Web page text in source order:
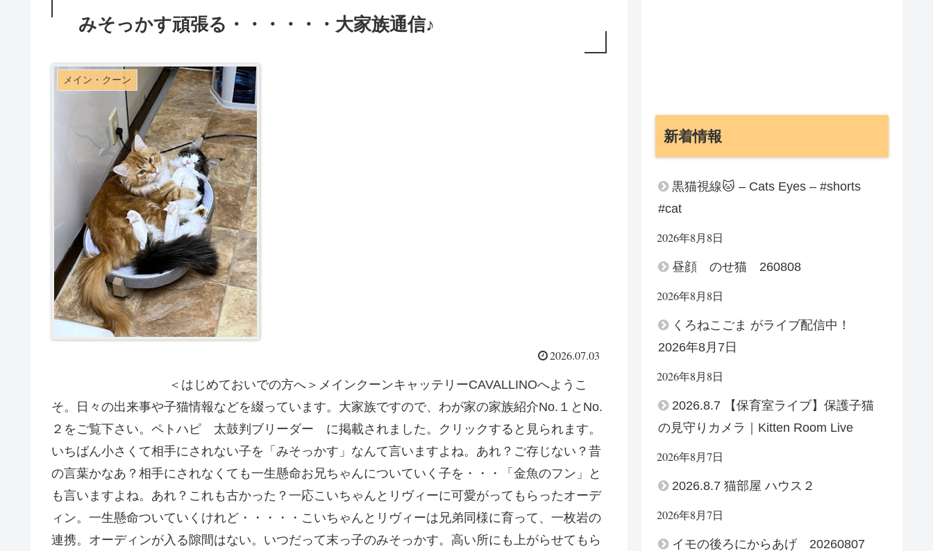
みそっかす頑張る・・・・・・大家族通信♪
メイン・クーン
2026.07.03
＜はじめておいでの方へ＞メインクーンキャッテリーCAVALLINOへようこ
そ。日々の出来事や子猫情報などを綴っています。大家族ですので、わが家の家族紹介No.１とNo.
２をご覧下さい。ペトハピ 太鼓判ブリーダー に掲載されました。クリックすると見られます。
いちばん小さくて相手にされない子を「みそっかす」なんて言いますよね。あれ？ご存じない？昔
の言葉かなあ？相手にされなくても一生懸命お兄ちゃんについていく子を・・・「金魚のフン」と
も言いますよね。あれ？これも古かった？一応こいちゃんとリヴィーに可愛がってもらったオーデ
ィン。一生懸命ついていくけれど・・・・・こいちゃんとリヴィーは兄弟同様に育って、一枚岩の
連携。オーディンが入る隙間はない。いつだって末っ子のみそっかす。高い所にも上がらせてもら
新着情報
黒猫視線🐱 – Cats Eyes – #shorts
#cat
2026年8月8日
昼顔 のせ猫 260808
2026年8月8日
くろねこごま がライブ配信中！
2026年8月7日
2026年8月8日
2026.8.7 【保育室ライブ】保護子猫
の見守りカメラ｜Kitten Room Live
2026年8月7日
2026.8.7 猫部屋 ハウス２
2026年8月7日
イモの後ろにからあげ 20260807